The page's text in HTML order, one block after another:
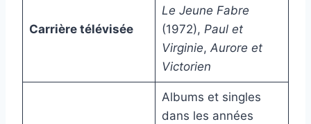
Carrière télévisée
Le Jeune Fabre
(1972), Paul et
Virginie, Aurore et
Victorien
Albums et singles
dans les années